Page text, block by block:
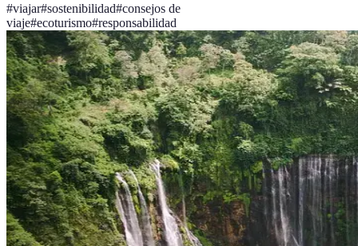
#viajar#sostenibilidad#consejos de
viaje#ecoturismo#responsabilidad